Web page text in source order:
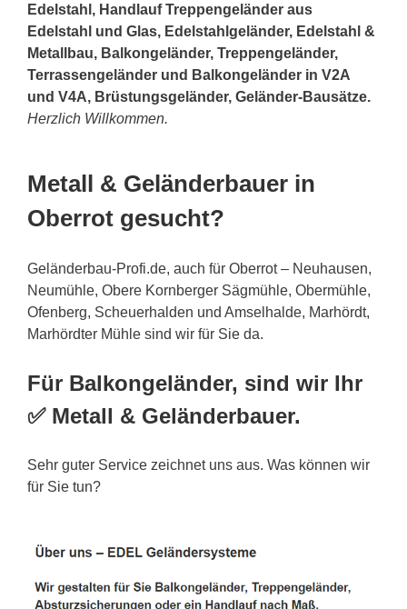
Edelstahl, Handlauf Treppengeländer aus
Edelstahl und Glas, Edelstahlgeländer, Edelstahl &
Metallbau, Balkongeländer, Treppengeländer,
Terrassengeländer und Balkongeländer in V2A
und V4A, Brüstungsgeländer, Geländer-Bausätze.
Herzlich Willkommen.
Metall & Geländerbauer in
Oberrot gesucht?
Geländerbau-Profi.de, auch für Oberrot – Neuhausen,
Neumühle, Obere Kornberger Sägmühle, Obermühle,
Ofenberg, Scheuerhalden und Amselhalde, Marhördt,
Marhördter Mühle sind wir für Sie da.
Für Balkongeländer, sind wir Ihr
✅ Metall & Geländerbauer.
Sehr guter Service zeichnet uns aus. Was können wir
für Sie tun?